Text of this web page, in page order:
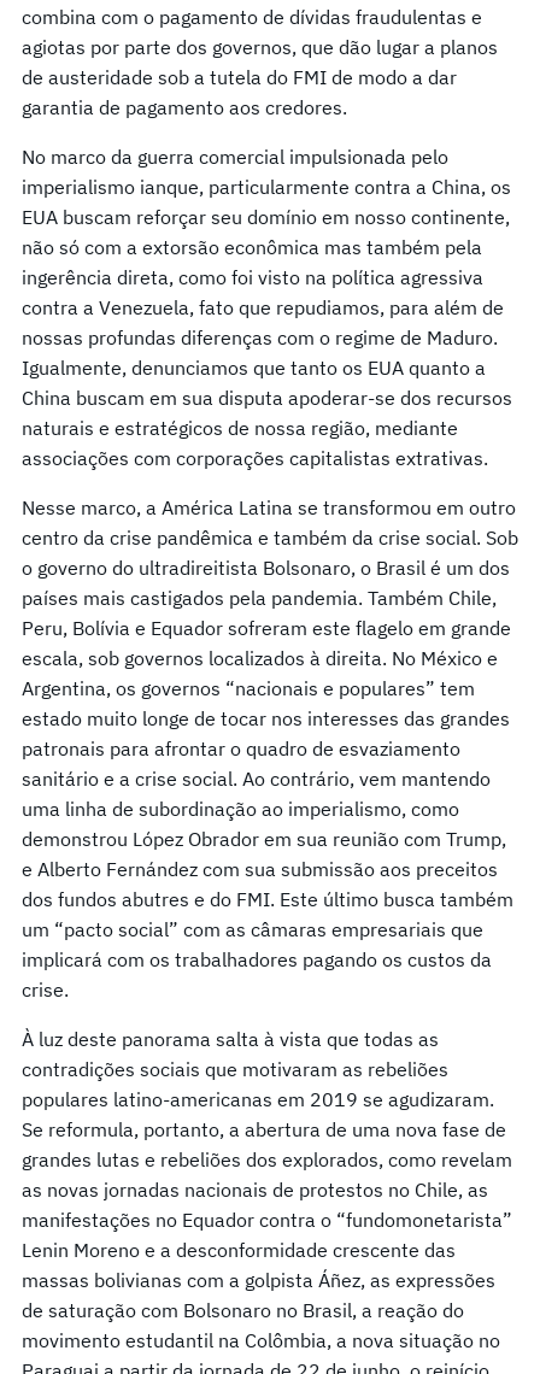
combina com o pagamento de dívidas fraudulentas e
agiotas por parte dos governos, que dão lugar a planos
de austeridade sob a tutela do FMI de modo a dar
garantia de pagamento aos credores.
No marco da guerra comercial impulsionada pelo
imperialismo ianque, particularmente contra a China, os
EUA buscam reforçar seu domínio em nosso continente,
não só com a extorsão econômica mas também pela
ingerência direta, como foi visto na política agressiva
contra a Venezuela, fato que repudiamos, para além de
nossas profundas diferenças com o regime de Maduro.
Igualmente, denunciamos que tanto os EUA quanto a
China buscam em sua disputa apoderar-se dos recursos
naturais e estratégicos de nossa região, mediante
associações com corporações capitalistas extrativas.
Nesse marco, a América Latina se transformou em outro
centro da crise pandêmica e também da crise social. Sob
o governo do ultradireitista Bolsonaro, o Brasil é um dos
países mais castigados pela pandemia. Também Chile,
Peru, Bolívia e Equador sofreram este flagelo em grande
escala, sob governos localizados à direita. No México e
Argentina, os governos “nacionais e populares” tem
estado muito longe de tocar nos interesses das grandes
patronais para afrontar o quadro de esvaziamento
sanitário e a crise social. Ao contrário, vem mantendo
uma linha de subordinação ao imperialismo, como
demonstrou López Obrador em sua reunião com Trump,
e Alberto Fernández com sua submissão aos preceitos
dos fundos abutres e do FMI. Este último busca também
um “pacto social” com as câmaras empresariais que
implicará com os trabalhadores pagando os custos da
crise.
À luz deste panorama salta à vista que todas as
contradições sociais que motivaram as rebeliões
populares latino-americanas em 2019 se agudizaram.
Se reformula, portanto, a abertura de uma nova fase de
grandes lutas e rebeliões dos explorados, como revelam
as novas jornadas nacionais de protestos no Chile, as
manifestações no Equador contra o “fundomonetarista”
Lenin Moreno e a desconformidade crescente das
massas bolivianas com a golpista Áñez, as expressões
de saturação com Bolsonaro no Brasil, a reação do
movimento estudantil na Colômbia, a nova situação no